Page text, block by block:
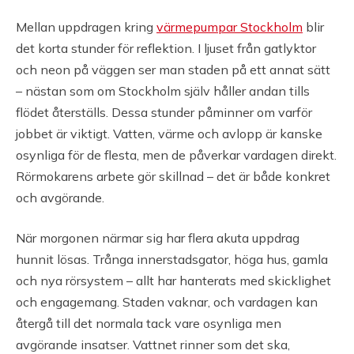
Mellan uppdragen kring värmepumpar Stockholm blir
det korta stunder för reflektion. I ljuset från gatlyktor
och neon på väggen ser man staden på ett annat sätt
– nästan som om Stockholm själv håller andan tills
flödet återställs. Dessa stunder påminner om varför
jobbet är viktigt. Vatten, värme och avlopp är kanske
osynliga för de flesta, men de påverkar vardagen direkt.
Rörmokarens arbete gör skillnad – det är både konkret
och avgörande.
När morgonen närmar sig har flera akuta uppdrag
hunnit lösas. Trånga innerstadsgator, höga hus, gamla
och nya rörsystem – allt har hanterats med skicklighet
och engagemang. Staden vaknar, och vardagen kan
återgå till det normala tack vare osynliga men
avgörande insatser. Vattnet rinner som det ska,